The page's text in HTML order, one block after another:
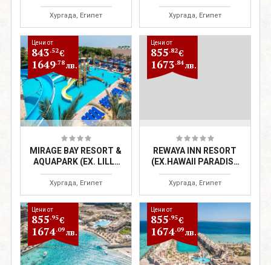
Хургада, Египет Хургада, Египет
Цени от
843.52€
1649.78лв.
MIRAGE BAY RESORT &
AQUAPARK (EX. LILLY
LAND)
Хургада, Египет
Цени от
855.82€
1673.84лв.
REWAYA INN RESORT
(EX.HAWAII PARADISE
AQUA PARK RESORT)
Хургада, Египет
Цени от
855.95€
1674.09лв.
Цени от
855.95€
1674.09лв.